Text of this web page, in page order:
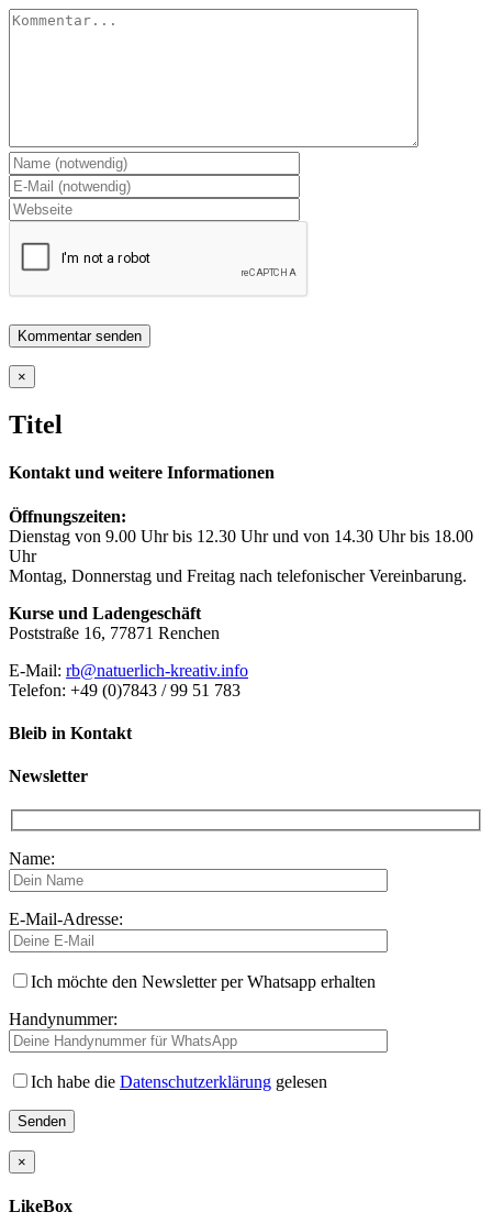
Kommentar
Close
product
view
×
Titel
Kontakt und weitere Informationen
Öffnungszeiten:
Dienstag von 9.00 Uhr bis 12.30 Uhr und von 14.30 Uhr bis 18.00
Uhr
Montag, Donnerstag und Freitag nach telefonischer Vereinbarung.
Kurse und Ladengeschäft
Poststraße 16, 77871 Renchen
E-Mail: rb@natuerlich-kreativ.info
Telefon: +49 (0)7843 / 99 51 783
Bleib in Kontakt
Newsletter
Name:
E-Mail-Adresse:
Ich möchte den Newsletter per Whatsapp erhalten
Handynummer:
Ich habe die Datenschutzerklärung gelesen
×
LikeBox